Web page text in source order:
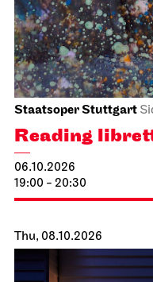
Staatsoper Stuttgart
Reading
06.10.2026
19:00 - 20:30
Thu, 08.10.2026